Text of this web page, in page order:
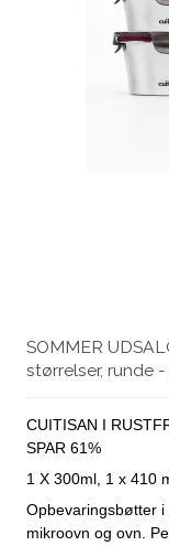
SOMMER
størrelser, runde -
CUITISAN I
SPAR 61%
1 X 300ml, 1 x 410
Opbevaringsbøtter
mikroovn og ovn.